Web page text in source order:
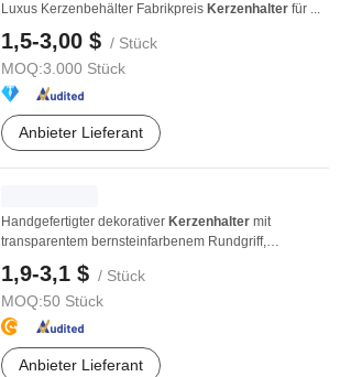
Luxus Kerzenbehälter Fabrikpreis Kerzenhalter für ...
1,5-3,00 $ / Stück
MOQ:3.000 Stück
Anbieter Lieferant
Handgefertigter dekorativer Kerzenhalter mit
transparentem bernsteinfarbenem Rundgriff,
farbenfrohes ...
1,9-3,1 $ / Stück
MOQ:50 Stück
Anbieter Lieferant